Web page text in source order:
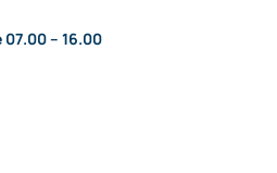
07.00 – 16.00